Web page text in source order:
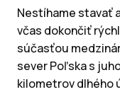
Nestíhame stavať
včas dokončiť
súčasťou
sever Poľska s
kilometrov dlhého